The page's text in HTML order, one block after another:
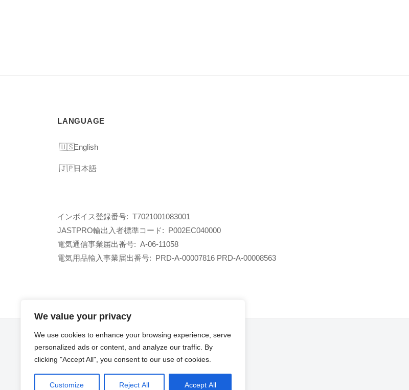
We value your privacy
We use cookies to enhance your browsing experience, serve
personalized ads or content, and analyze our traffic. By
clicking "Accept All", you consent to our use of cookies.
Customize Reject All Accept All
LANGUAGE
English
日本語
インボイス登録番号: T7021001083001
JASTPRO輸出入者標準コード: P002EC040000
電気通信事業届出番号: A-06-11058
電気用品輸入事業届出番号: PRD-A-00007816 PRD-A-00008563
FB